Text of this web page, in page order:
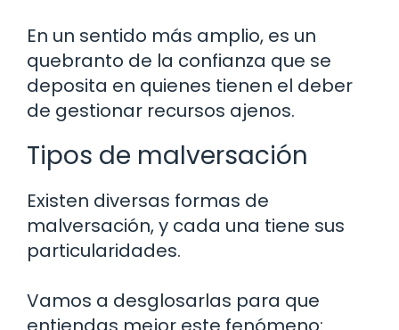
En un sentido más amplio, es un
quebranto de la confianza que se
deposita en quienes tienen el deber
de gestionar recursos ajenos.
Tipos de malversación
Existen diversas formas de
malversación, y cada una tiene sus
particularidades.
Vamos a desglosarlas para que